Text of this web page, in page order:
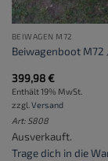
BEIWAGEN M72
Beiwagenboot M72
399,98€
Enthält 19% MwSt.
zzgl. Versand
Art: S808
Ausverkauft.
Trage dich in die